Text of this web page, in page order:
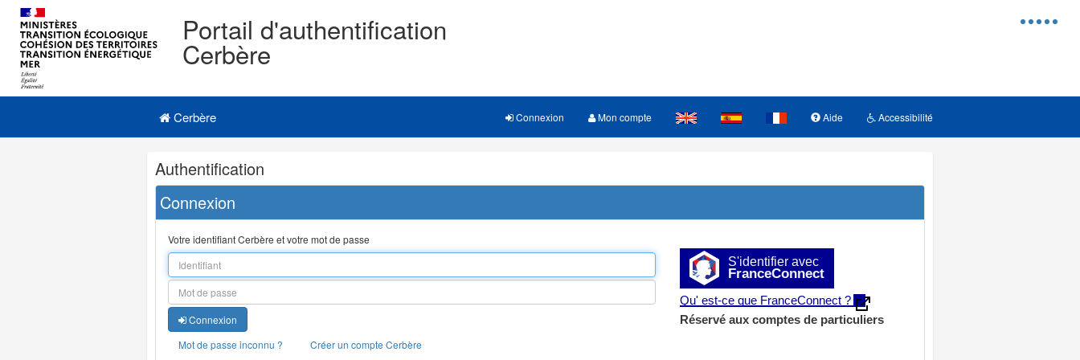
Menu
Portail d'authentification
Cerbère
Navigation
Menu principal
Cerbère Connexion Mon compte Aide Accessibilité
Navigation
et
outils
annexes
Authentification
Connexion
S'identifier avec
FranceConnect
Qu' est-ce que FranceConnect ?
Réservé aux comptes de particuliers
Votre identifiant Cerbère et votre mot de passe
Connexion
Mot de passe inconnu ?
Créer un compte Cerbère